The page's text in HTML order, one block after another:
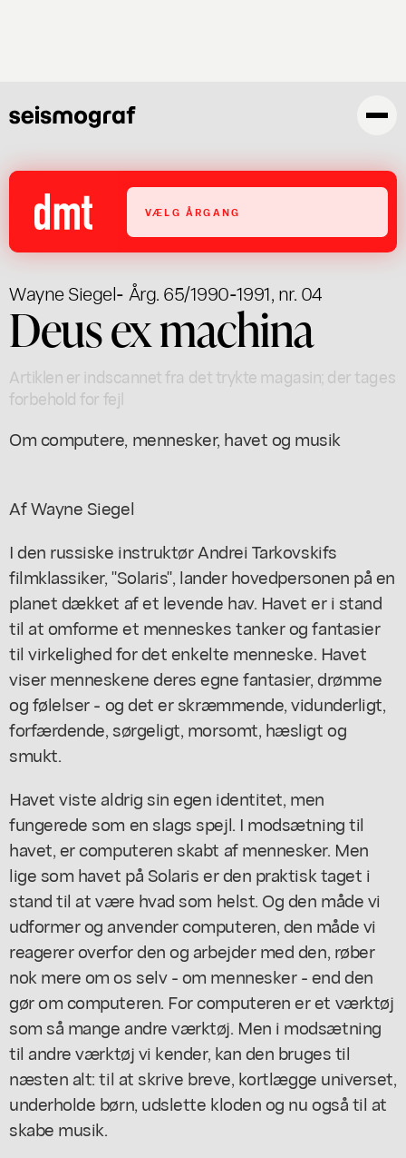
VÆLG ÅRGANG
Wayne Siegel- Årg. 65/1990-1991, nr. 04
Deus ex machina
Artiklen er indscannet fra det trykte magasin; der tages
forbehold for fejl
Om computere, mennesker, havet og musik
Af Wayne Siegel
I den russiske instruktør Andrei Tarkovskifs
filmklassiker, "Solaris", lander hovedpersonen på en
planet dækket af et levende hav. Havet er i stand
til at omforme et menneskes tanker og fantasier
til virkelighed for det enkelte menneske. Havet
viser menneskene deres egne fantasier, drømme
og følelser - og det er skræmmende, vidunderligt,
forfærdende, sørgeligt, morsomt, hæsligt og
smukt.
Havet viste aldrig sin egen identitet, men
fungerede som en slags spejl. I modsætning til
havet, er computeren skabt af mennesker. Men
lige som havet på Solaris er den praktisk taget i
stand til at være hvad som helst. Og den måde vi
udformer og anvender computeren, den måde vi
reagerer overfor den og arbejder med den, røber
nok mere om os selv - om mennesker - end den
gør om computeren. For computeren er et værktøj
som så mange andre værktøj. Men i modsætning
til andre værktøj vi kender, kan den bruges til
næsten alt: til at skrive breve, kortlægge universet,
underholde børn, udslette kloden og nu også til at
skabe musik.